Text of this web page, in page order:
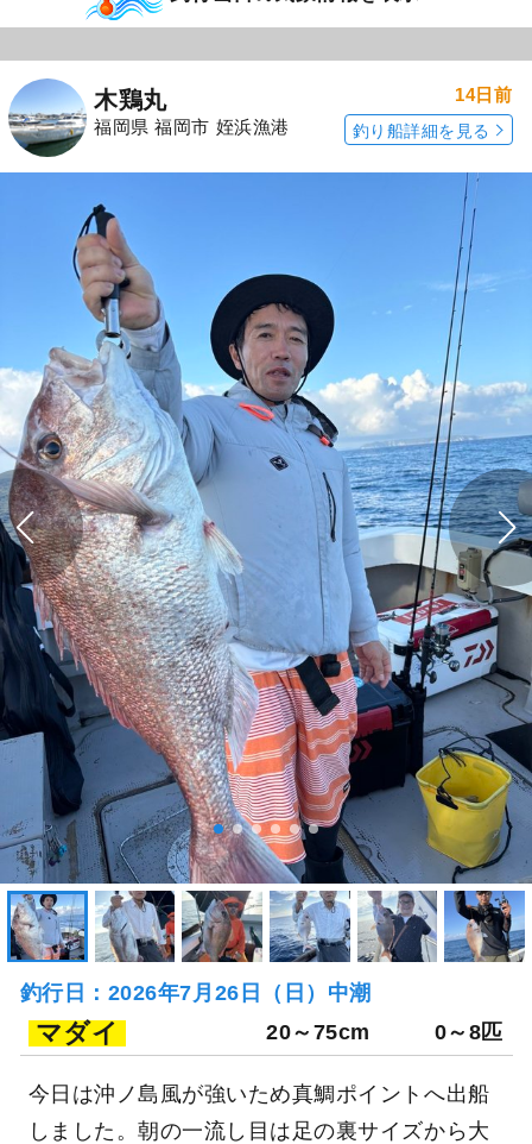
木鶏丸
福岡県 福岡市 姪浜漁港
14日前
釣り船詳細を見る
釣行日：2026年7月26日（日）中潮
マダイ 20～75cm 0～8匹
今日は沖ノ島風が強いため真鯛ポイントへ出船
しました。朝の一流し目は足の裏サイズから大